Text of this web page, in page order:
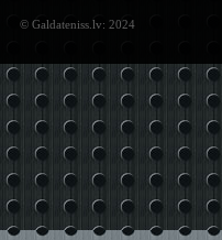
© Galdateniss.lv: 2024